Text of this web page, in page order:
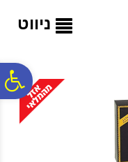
ניווט